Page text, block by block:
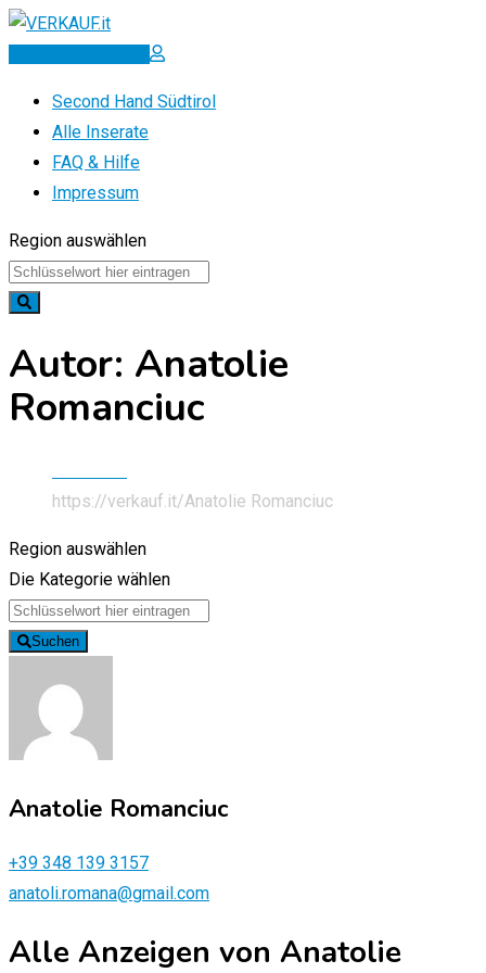
Zum
Inserat erstellen
Second Hand Südtirol
Alle Inserate
FAQ & Hilfe
Impressum
Region auswählen
Autor: Anatolie
Romanciuc
https://verkauf.it/Anatolie Romanciuc
Region auswählen
Die Kategorie wählen
Suchen
Anatolie Romanciuc
+39 348 139 3157
anatoli.romana@gmail.com
Alle Anzeigen von Anatolie